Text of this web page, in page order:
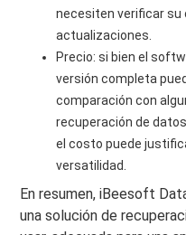
necesiten verificar su
actualizaciones.
Precio: si bien el
versión completa
comparación con
recuperación de
el costo puede
versatilidad.
En resumen, iBeesoft
una solución de